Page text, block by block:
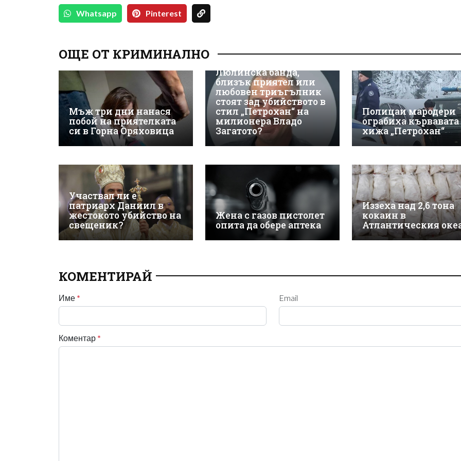
Whatsapp Pinterest
ОЩЕ ОТ КРИМИНАЛНО
Мъж три дни нанася
побой на приятелката
си в Горна Оряховица
Люлинска банда,
близък приятел или
любовен триъгълник
стоят зад убийството в
стил „Петрохан“ на
милионера Владо
Загатото?
Полицаи мародери
ограбиха кървавата
хижа „Петрохан“
Участвал ли е
патриарх Даниил в
жестокото убийство на
свещеник?
Жена с газов пистолет
опита да обере аптека
Иззеха над 2,6 тона
кокаин в
Атлантическия
КОМЕНТИРАЙ
Име * Email
Коментар *